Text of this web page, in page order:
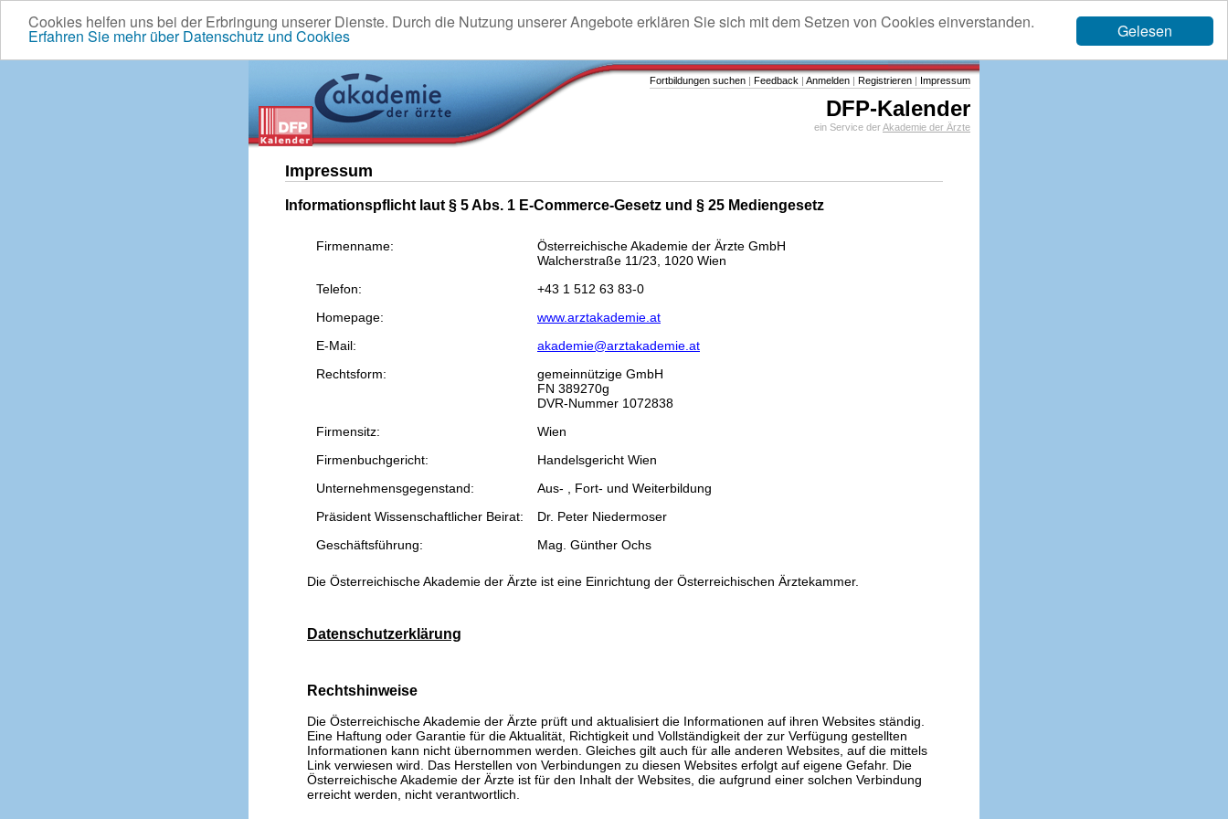
Gelesen
Cookies helfen uns bei der Erbringung unserer Dienste. Durch die Nutzung unserer Angebote erklären Sie sich mit dem Setzen von Cookies einverstanden.
Erfahren Sie mehr über Datenschutz und Cookies
Fortbildungen suchen | Feedback | Anmelden | Registrieren | Impressum
DFP-Kalender
ein Service derAkademie der Ärzte
Impressum
Informationspflicht laut § 5 Abs. 1 E-Commerce-Gesetz und § 25 Mediengesetz
Firmenname:
Österreichische Akademie der Ärzte GmbH
Walcherstraße 11/23, 1020 Wien
Telefon:
+43 1 512 63 83-0
Homepage:
www.arztakademie.at
E-Mail:
akademie@arztakademie.at
Rechtsform:
gemeinnützige GmbH
FN 389270g
DVR-Nummer 1072838
Firmensitz:
Wien
Firmenbuchgericht:
Handelsgericht Wien
Unternehmensgegenstand:
Aus- , Fort- und Weiterbildung
Präsident Wissenschaftlicher Beirat:
Dr. Peter Niedermoser
Geschäftsführung:
Mag. Günther Ochs
Die Österreichische Akademie der Ärzte ist eine Einrichtung der Österreichischen Ärztekammer.
Datenschutzerklärung
Rechtshinweise
Die Österreichische Akademie der Ärzte prüft und aktualisiert die Informationen auf ihren Websites ständig.
Eine Haftung oder Garantie für die Aktualität, Richtigkeit und Vollständigkeit der zur Verfügung gestellten
Informationen kann nicht übernommen werden. Gleiches gilt auch für alle anderen Websites, auf die mittels
Link verwiesen wird. Das Herstellen von Verbindungen zu diesen Websites erfolgt auf eigene Gefahr. Die
Österreichische Akademie der Ärzte ist für den Inhalt der Websites, die aufgrund einer solchen Verbindung
erreicht werden, nicht verantwortlich.